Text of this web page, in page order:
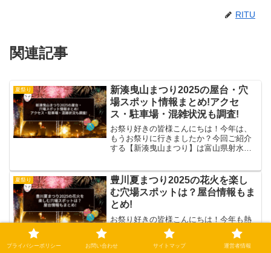
RITU
関連記事
夏祭り
新湊曳山まつり2025の屋台・穴
場スポット情報まとめ!アクセ
ス・駐車場・混雑状況も調査!
お祭り好きの皆様こんにちは！今年は、
もうお祭りに行きましたか？今回ご紹介
する【新湊曳山まつり】は富山県射水市
3つの曳山まつりが開催🔥＼ 精巧なから
くり人形と勇壮...
夏祭り
豊川夏まつり2025の花火を楽し
む穴場スポットは？屋台情報もま
とめ!
お祭り好きの皆様こんにちは！今年も熱
い夏の季節となり、日々ワクワクが止ま
らないのではないでしょうか。地域の祭
りは歴史が長いお祭りも多く、毎年恒例
プライバシーポリシー お問い合わせ サイトマップ 運営者情報